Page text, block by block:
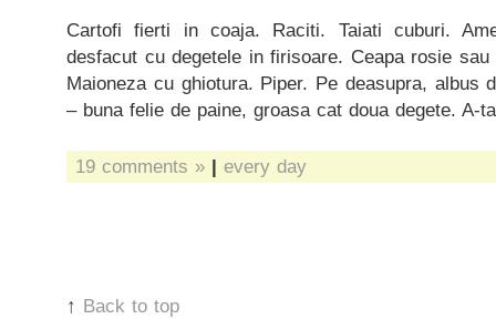
Cartofi fierti in coaja. Raciti. Taiati cuburi.
desfacut cu degetele in firisoare. Ceapa rosie
Maioneza cu ghiotura. Piper. Pe deasupra, albus
– buna felie de paine, groasa cat doua degete. A-
19 comments » | every day
↑ Back to top